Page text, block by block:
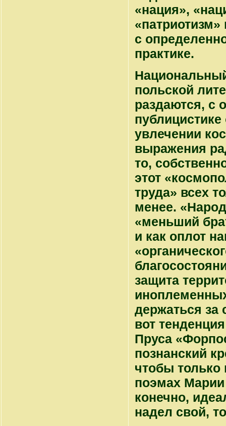
«нация»,
с
практике.
польской
раздаются, с
увлечении
выражения
то,
этот
труда» всех
менее.
«меньший
и как оплот
защита
держаться
вот
Пруса
познанский
чтобы только
поэмах Марии
конечно,
надел свой,